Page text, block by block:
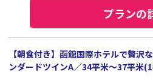
プランの
【朝食付き】函館国際ホテルで贅沢
ンダードツインA／34平米～37平米